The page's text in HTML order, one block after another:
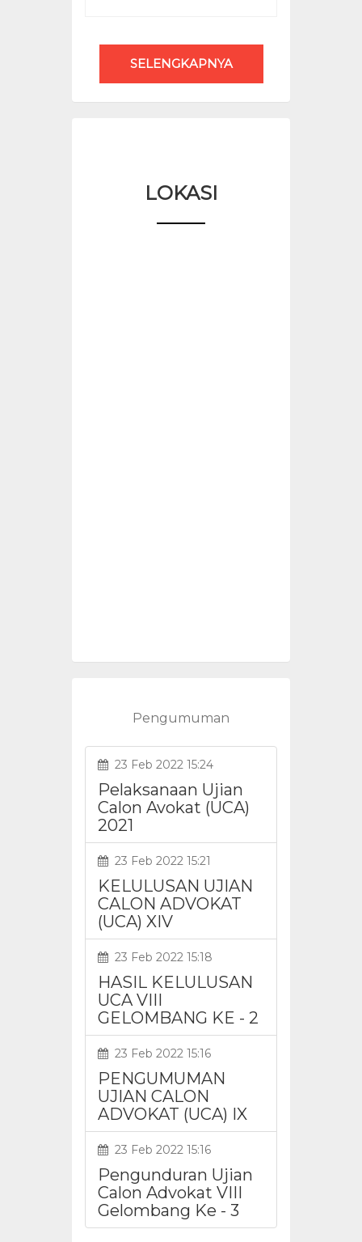
SELENGKAPNYA
LOKASI
Pengumuman
23 Feb 2022 15:24
Pelaksanaan Ujian
Calon Avokat (UCA)
2021
23 Feb 2022 15:21
KELULUSAN UJIAN
CALON ADVOKAT
(UCA) XIV
23 Feb 2022 15:18
HASIL KELULUSAN
UCA VIII
GELOMBANG KE - 2
23 Feb 2022 15:16
PENGUMUMAN
UJIAN CALON
ADVOKAT (UCA) IX
23 Feb 2022 15:16
Pengunduran Ujian
Calon Advokat VIII
Gelombang Ke - 3